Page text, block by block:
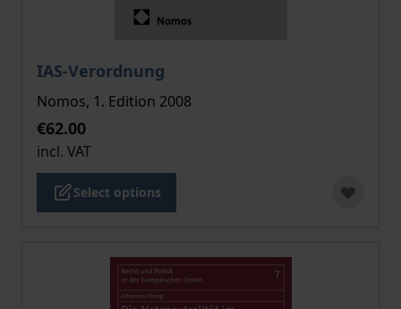
IAS-Verordnung
The price depends on the options chosen on the
Nomos, 1. Edition 2008
€62.00
incl. VAT
Select options